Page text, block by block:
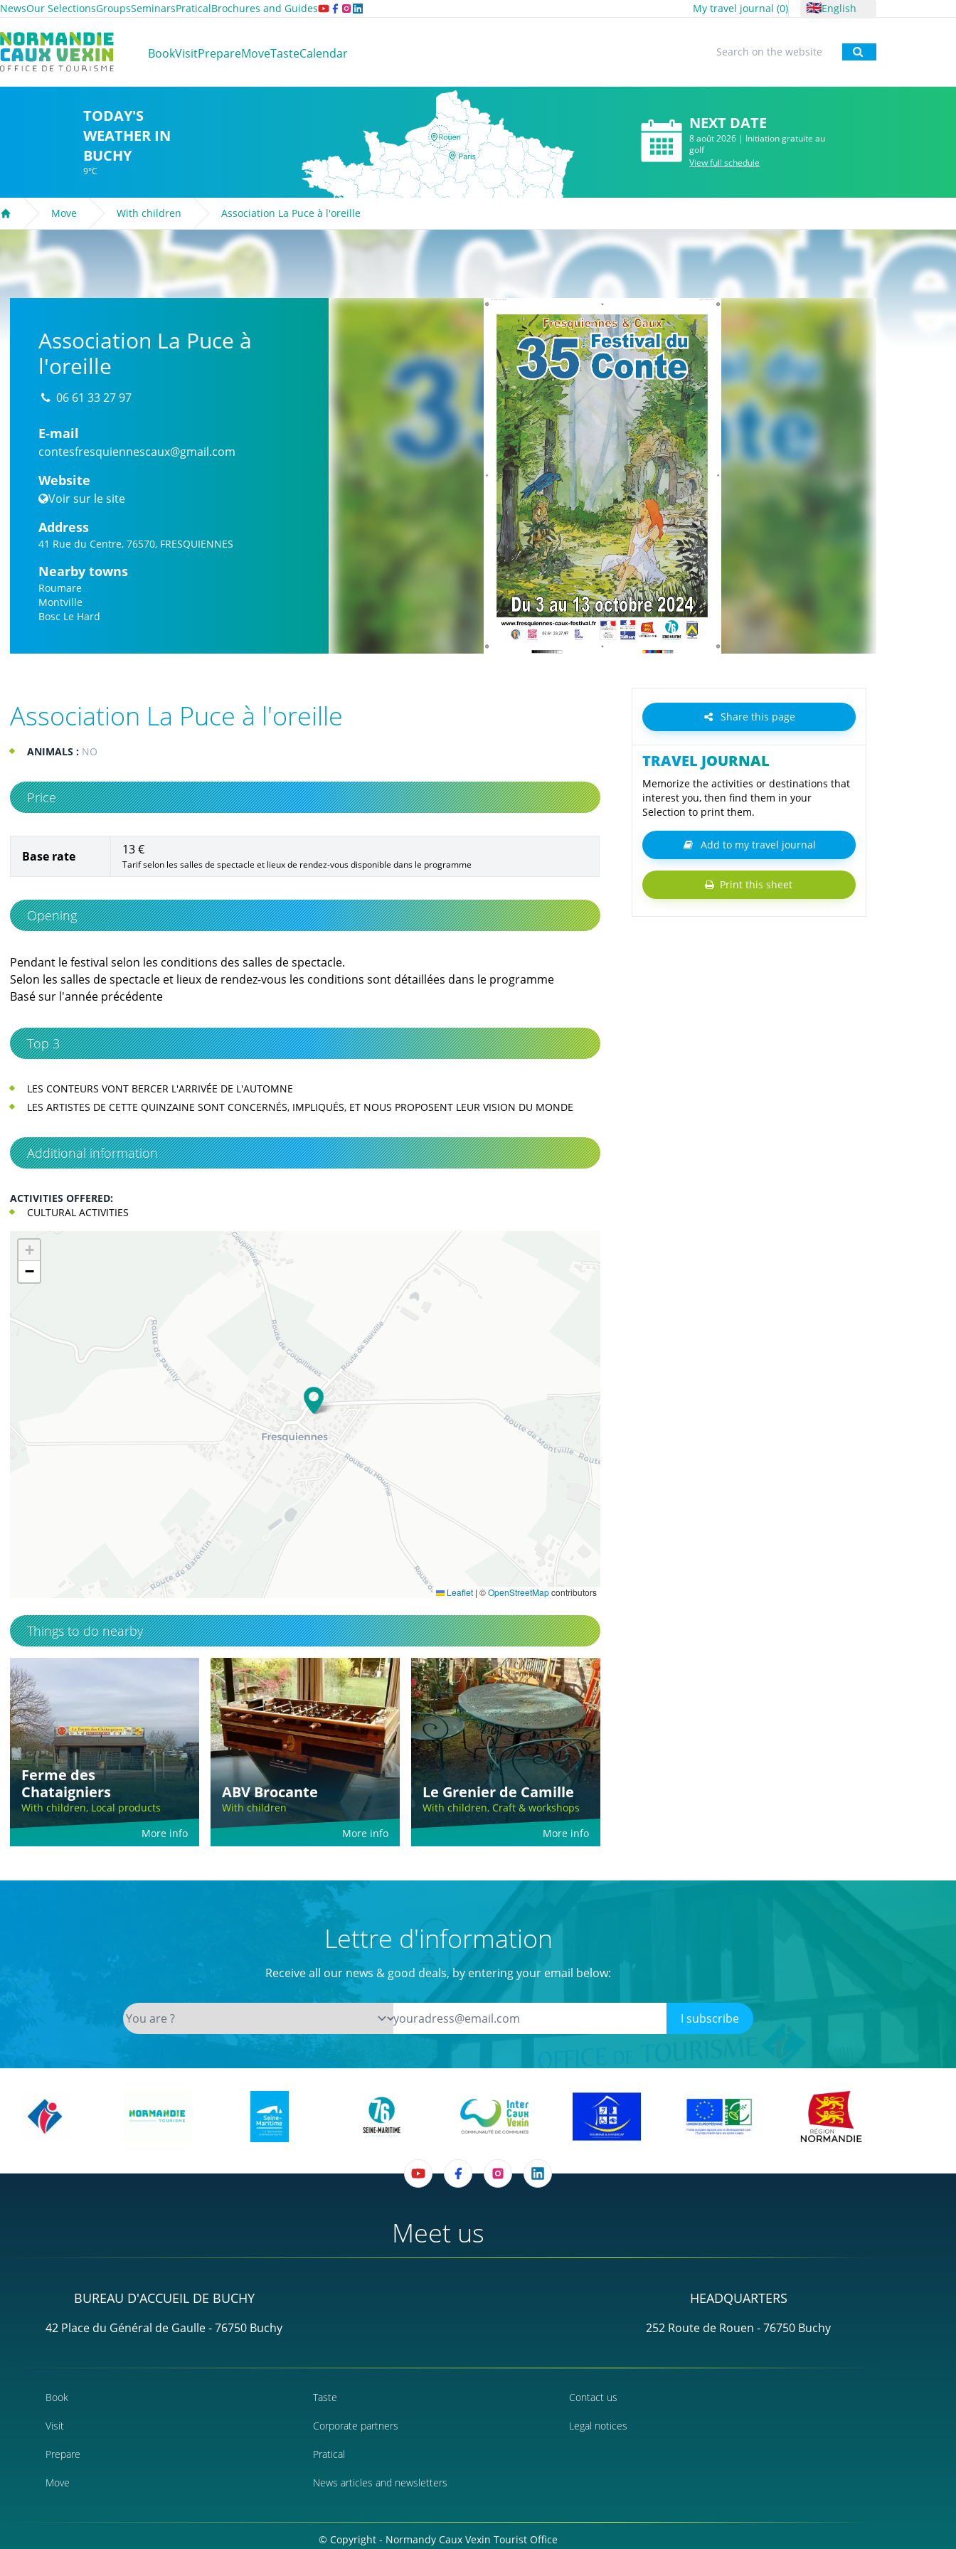
NewsOur SelectionsGroupsSeminarsPraticalBrochures and Guides My travel journal (0) 🇬🇧English
Normandie Caux Vexin
BookVisitPrepareMoveTasteCalendar To research
TODAY'S
WEATHER IN
BUCHY
9°C
NEXT DATE
8 août 2026 | Initiation gratuite au
golf
View full schedule
Welcome
Move With children Association La Puce à l'oreille
Association La Puce à
l'oreille
06 61 33 27 97
E-mail
contesfresquiennescaux@gmail.com
Website
Voir sur le site
Address
41 Rue du Centre, 76570, FRESQUIENNES
Nearby towns
Roumare
Montville
Bosc Le Hard
Association La Puce à l'oreille
ANIMALS : NO
Price
Base rate 13 €
Tarif selon les salles de spectacle et lieux de rendez-vous disponible dans le programme
Opening
Pendant le festival selon les conditions des salles de spectacle.
Selon les salles de spectacle et lieux de rendez-vous les conditions sont détaillées dans le programme
Basé sur l'année précédente
Top 3
LES CONTEURS VONT BERCER L'ARRIVÉE DE L'AUTOMNE
LES ARTISTES DE CETTE QUINZAINE SONT CONCERNÉS, IMPLIQUÉS, ET NOUS PROPOSENT LEUR VISION DU MONDE
Additional information
ACTIVITIES OFFERED:
CULTURAL ACTIVITIES
+
−
Leaflet | ©OpenStreetMapcontributors
Things to do nearby
Ferme des
Chataigniers
With children, Local products
More info
ABV Brocante
With children
More info
Le Grenier de Camille
With children, Craft & workshops
More info
Share this page
TRAVEL JOURNAL
Memorize the activities or destinations that
interest you, then find them in your
Selection to print them.
Add to my travel journal
Print this sheet
Lettre d'information
Receive all our news & good deals, by entering your email below:
I subscribe
Meet us
BUREAU D'ACCUEIL DE BUCHY
42 Place du Général de Gaulle - 76750 Buchy
HEADQUARTERS
252 Route de Rouen - 76750 Buchy
Book
Visit
Prepare
Move
Taste
Corporate partners
Pratical
News articles and newsletters
Contact us
Legal notices
© Copyright - Normandy Caux Vexin Tourist Office